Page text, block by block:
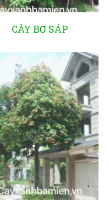
CÂY BƠ SÁP